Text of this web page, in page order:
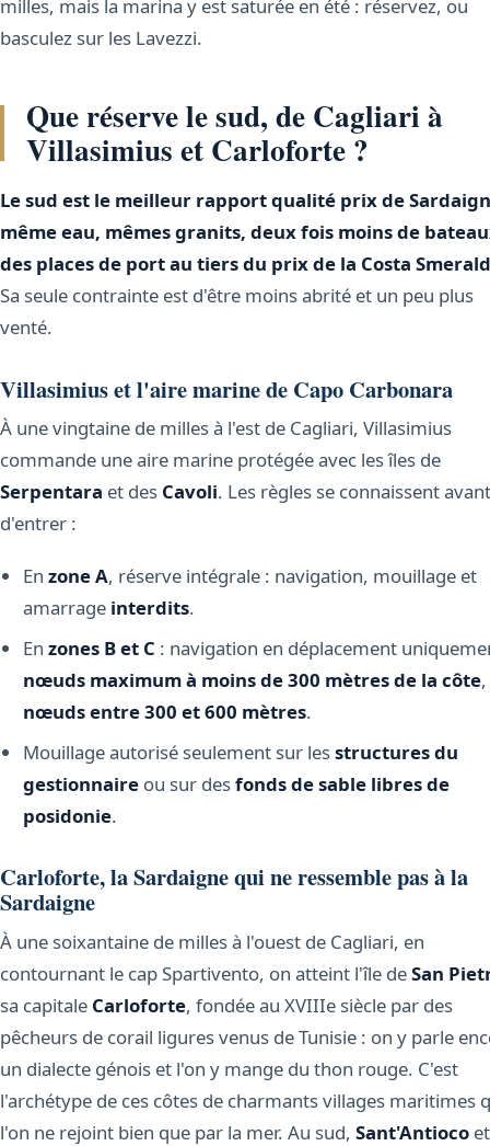
milles, mais la marina y est saturée en été : réservez, ou
basculez sur les Lavezzi.
Que réserve le sud, de Cagliari à
Villasimius et Carloforte ?
Le sud est le meilleur rapport qualité prix de
même eau, mêmes granits, deux fois moins de
des places de port au tiers du prix de la Costa
Sa seule contrainte est d'être moins abrité et un peu plus
venté.
Villasimius et l'aire marine de Capo Carbonara
À une vingtaine de milles à l'est de Cagliari, Villasimius
commande une aire marine protégée avec les îles de
Serpentara et des Cavoli. Les règles se connaissent avant
d'entrer :
En zone A, réserve intégrale : navigation, mouillage et
amarrage interdits.
En zones B et C : navigation en déplacement
nœuds maximum à moins de 300 mètres de la côte,
nœuds entre 300 et 600 mètres.
Mouillage autorisé seulement sur lesstructures du
gestionnaireou sur desfonds de sable libres de
posidonie.
Carloforte, la Sardaigne qui ne ressemble pas à la
Sardaigne
À une soixantaine de milles à l'ouest de Cagliari, en
contournant le cap Spartivento, on atteint l'île deSan
sa capitale Carloforte, fondée au XVIIIe siècle par des
pêcheurs de corail ligures venus de Tunisie : on y parle
un dialecte génois et l'on y mange du thon rouge. C'est
l'archétype de ces côtes de charmants villages maritimes
l'on ne rejoint bien que par la mer. Au sud, Sant'Antioco